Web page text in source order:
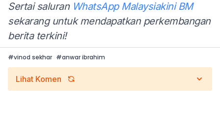
Sertai saluran WhatsApp Malaysiakini BM
sekarang untuk mendapatkan perkembangan
berita terkini!
#vinod sekhar #anwar ibrahim
Lihat Komen